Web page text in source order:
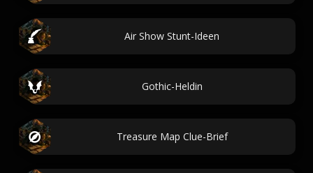
Air Show Stunt-Ideen
Gothic-Heldin
Treasure Map Clue-Brief